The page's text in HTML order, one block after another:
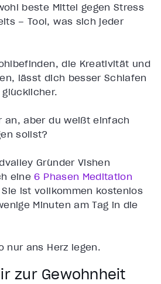
beste Mittel gegen Stress
– Tool, was sich jeder
die Kreativität und
lässt dich besser Schlafen
an, aber du weißt einfach
sollst?
Gründer Vishen
eine6 Phasen Meditation
ist vollkommen kostenlos
Minuten am Tag in die
nur ans Herz legen.
zur Gewohnheit